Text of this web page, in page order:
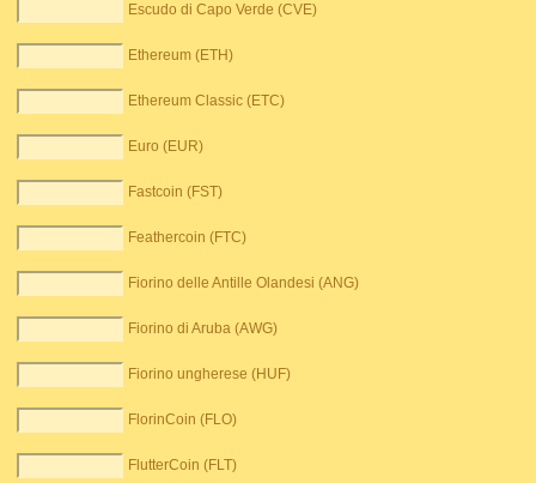
Escudo di Capo Verde (CVE)
Ethereum (ETH)
Ethereum Classic (ETC)
Euro (EUR)
Fastcoin (FST)
Feathercoin (FTC)
Fiorino delle Antille Olandesi (ANG)
Fiorino di Aruba (AWG)
Fiorino ungherese (HUF)
FlorinCoin (FLO)
FlutterCoin (FLT)